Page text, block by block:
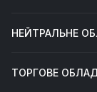
НЕЙТРАЛЬНЕ
ТОРГОВЕ